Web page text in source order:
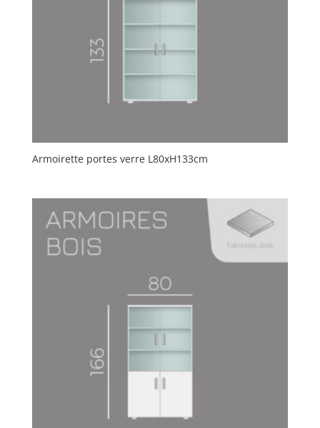
Armoirette portes verre L80xH133cm